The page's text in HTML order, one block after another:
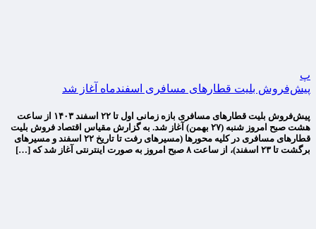
پ
پیش‌فروش بلیت قطارهای مسافری اسفندماه آغاز شد
پیش‌فروش بلیت قطارهای مسافری بازه زمانی اول تا ۲۲ اسفند ۱۴۰۳ از ساعت
هشت صبح امروز شنبه (۲۷ بهمن) آغاز شد. به گزارش مقیاس اقتصاد فروش بلیت
قطارهای مسافری در کلیه محورها (مسیرهای رفت تا تاریخ ۲۲ اسفند و مسیرهای
برگشت تا ۲۳ اسفند)، از ساعت ۸ صبح امروز به صورت اینترنتی آغاز شد که […]